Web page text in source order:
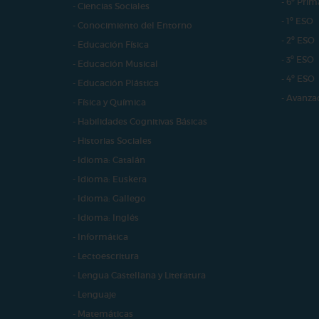
- Ciencias Sociales
- Conocimiento del Entorno
- Educación Física
- Educación Musical
- Educación Plástica
- Física y Química
- Habilidades Cognitivas Básicas
- Historias Sociales
- Idioma: Catalán
- Idioma: Euskera
- Idioma: Gallego
- Idioma: Inglés
- Informática
- Lectoescritura
- Lengua Castellana y Literatura
- Lenguaje
- Matemáticas
- 1º ESO
- 2º ESO
- 3º ESO
- 4º ESO
-